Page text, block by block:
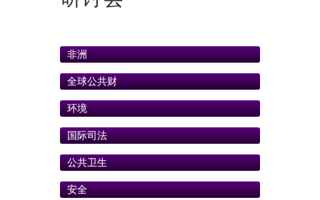
非洲
全球公共财
环境
国际司法
公共卫生
安全